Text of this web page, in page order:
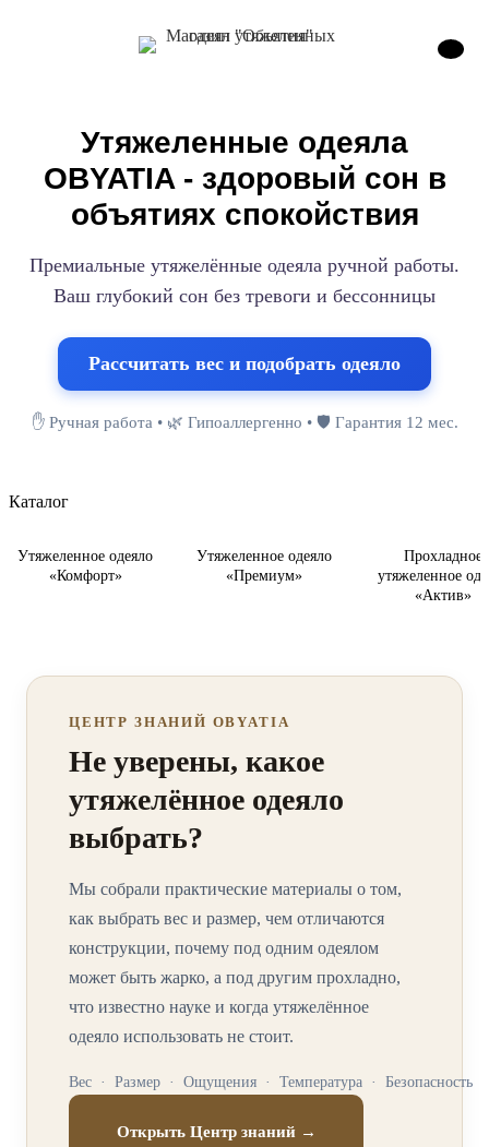
Утяжеленные одеяла
OBYATIA - здоровый сон в
объятиях спокойствия
Премиальные утяжелённые одеяла ручной работы.
Ваш глубокий сон без тревоги и бессонницы
Рассчитать вес и подобрать одеяло
✋ Ручная работа • 🌿 Гипоаллергенно • 🛡️ Гарантия 12 мес.
Каталог
Утяжеленное одеяло
«Комфорт»
Утяжеленное одеяло
«Премиум»
Прохладное
утяжеленное
«Актив»
ЦЕНТР ЗНАНИЙ OBYATIA
Не уверены, какое
утяжелённое одеяло
выбрать?
Мы собрали практические материалы о том,
как выбрать вес и размер, чем отличаются
конструкции, почему под одним одеялом
может быть жарко, а под другим прохладно,
что известно науке и когда утяжелённое
одеяло использовать не стоит.
Вес · Размер · Ощущения · Температура · Безопасность
Открыть Центр знаний →